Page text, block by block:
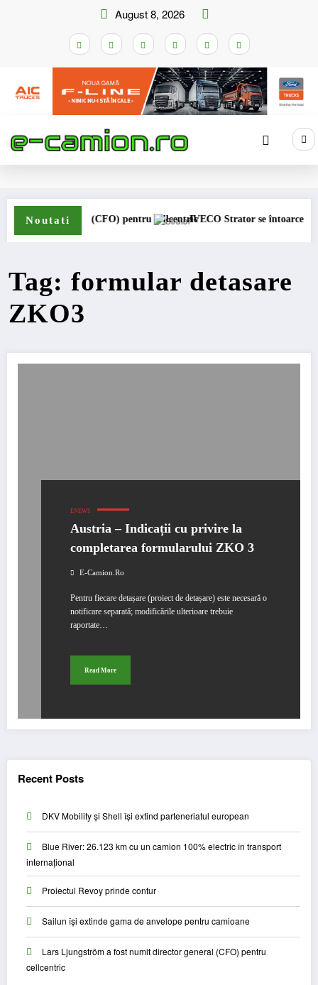
August 8, 2026
Home formular detasare ZKO3
Noutati
general (CFO) pentru cellcentricIVECO Strator se întoarce
Tag: formular detasare
ZKO3
ENEWS
Austria – Indicații cu privire la
completarea formularului ZKO 3
E-Camion.ro
Pentru fiecare detașare (proiect de detașare) este necesară o
notificare separată; modificările ulterioare trebuie
raportate…
Read More
Recent Posts
DKV Mobility și Shell își extind parteneriatul european
Blue River: 26.123 km cu un camion 100% electric în transport
internațional
Proiectul Revoy prinde contur
Sailun își extinde gama de anvelope pentru camioane
Lars Ljungström a fost numit director general (CFO) pentru
cellcentric